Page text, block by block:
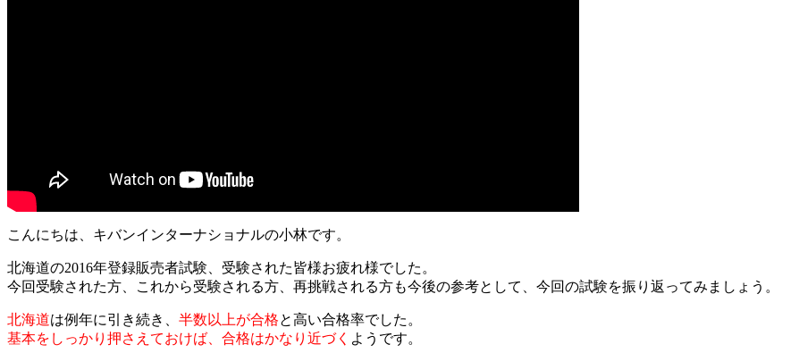
こんにちは、キバンインターナショナルの小林です。
北海道の2016年登録販売者試験、受験された皆様お疲れ様でした。
今回受験された方、これから受験される方、再挑戦される方も今後の参考として、今回の試験を振り返ってみましょう。
北海道は例年に引き続き、 半数以上が合格と高い合格率でした。
基本をしっかり押さえておけば、合格はかなり近づく ようです。